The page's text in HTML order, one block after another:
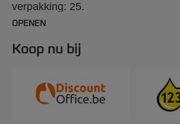
verpakking: 25.
OPENEN
Koop nu bij